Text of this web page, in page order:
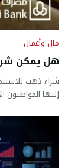
مال وأعمال
هل يمكن
شراء ذهب
إليها المواطنون